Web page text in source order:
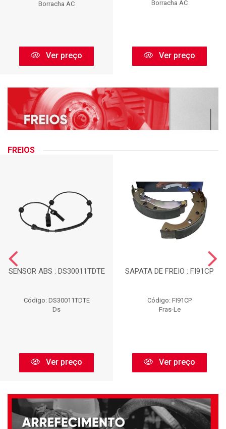
Borracha AC
Ver preço
Borracha AC
Ver preço
FREIOS
SENSOR ABS : DS30011TDTE
Código: DS30011TDTE
Ds
Ver preço
SAPATA DE FREIO : FI91CP
Código: FI91CP
Fras-Le
Ver preço